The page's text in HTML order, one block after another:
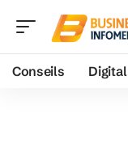
Conseils Digital